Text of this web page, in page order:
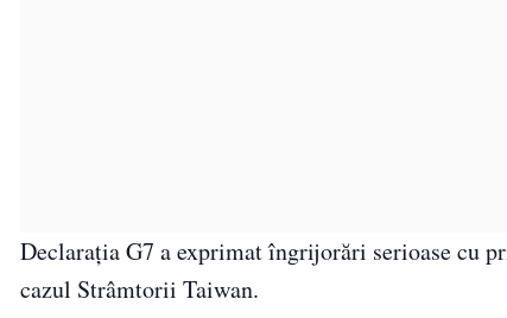
Declarația G7 a exprimat îngrijorări serioase cu
cazul Strâmtorii Taiwan.